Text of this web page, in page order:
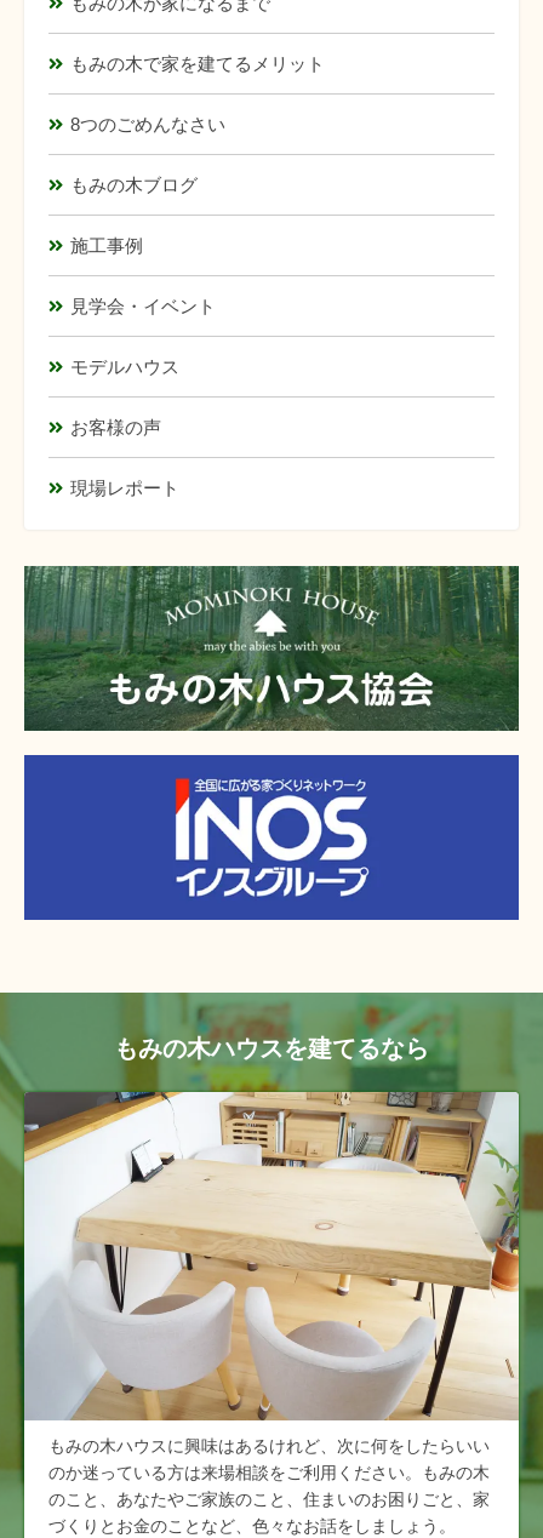
もみの木で家を建てるメリット
8つのごめんなさい
もみの木ブログ
施工事例
見学会・イベント
モデルハウス
お客様の声
現場レポート
もみの木ハウスを建てるなら
もみの木ハウスに興味はあるけれど、次に何をしたらいい
のか迷っている方は来場相談をご利用ください。もみの木
のこと、あなたやご家族のこと、住まいのお困りごと、家
づくりとお金のことなど、色々なお話をしましょう。